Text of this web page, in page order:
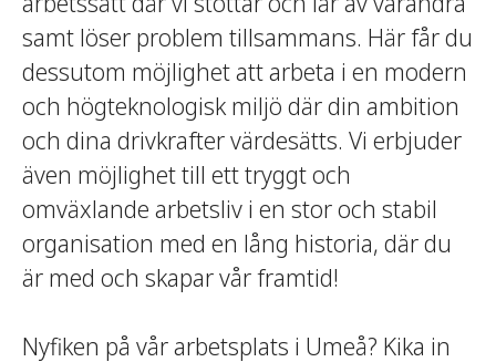
samt löser problem tillsammans. Här får du
dessutom möjlighet att arbeta i en modern
och högteknologisk miljö där din ambition
och dina drivkrafter värdesätts. Vi erbjuder
även möjlighet till ett tryggt och
omväxlande arbetsliv i en stor och stabil
organisation med en lång historia, där du
är med och skapar vår framtid!
Nyfiken på vår arbetsplats i Umeå? Kika in